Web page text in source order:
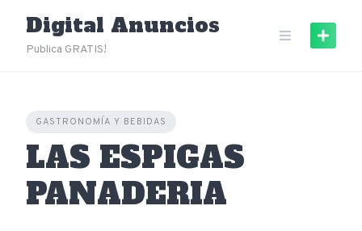
content
Digital Anuncios
Publica GRATIS!
GASTRONOMÍA Y BEBIDAS
LAS ESPIGAS
PANADERIA